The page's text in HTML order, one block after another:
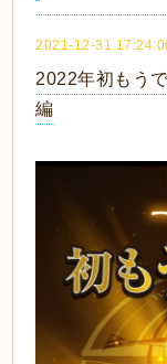
2021-12-31
2022年初もう
編